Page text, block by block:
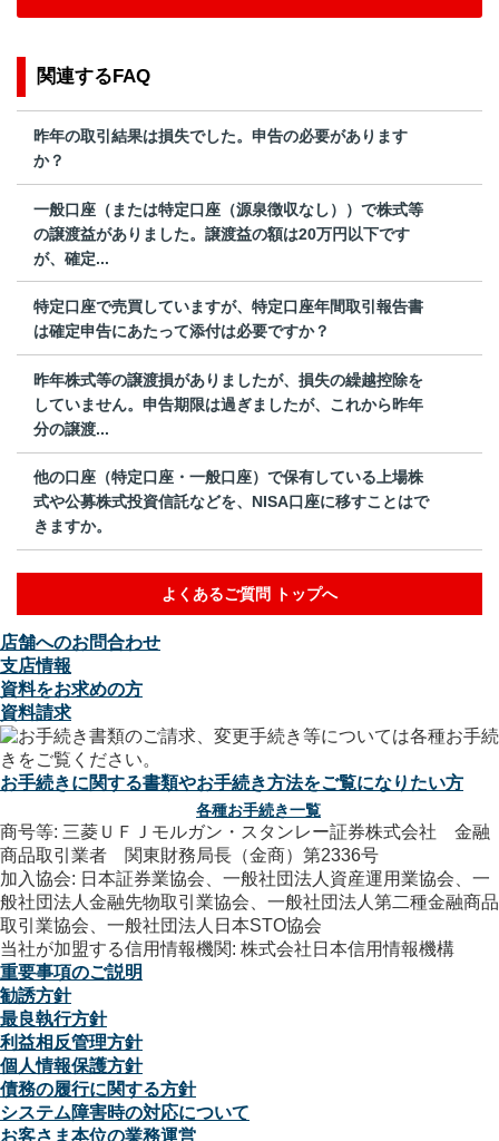
関連するFAQ
昨年の取引結果は損失でした。申告の必要があります
か？
一般口座（または特定口座（源泉徴収なし））で株式等
の譲渡益がありました。譲渡益の額は20万円以下です
が、確定...
特定口座で売買していますが、特定口座年間取引報告書
は確定申告にあたって添付は必要ですか？
昨年株式等の譲渡損がありましたが、損失の繰越控除を
していません。申告期限は過ぎましたが、これから昨年
分の譲渡...
他の口座（特定口座・一般口座）で保有している上場株
式や公募株式投資信託などを、NISA口座に移すことはで
きますか。
よくあるご質問 トップへ
店舗へのお問合わせ
支店情報
資料をお求めの方
資料請求
お手続きに関する書類やお手続き方法をご覧になりたい方
各種お手続き一覧
商号等: 三菱ＵＦＪモルガン・スタンレー証券株式会社 金融
商品取引業者 関東財務局長（金商）第2336号
加入協会: 日本証券業協会、一般社団法人資産運用業協会、一
般社団法人金融先物取引業協会、一般社団法人第二種金融商品
取引業協会、一般社団法人日本STO協会
当社が加盟する信用情報機関: 株式会社日本信用情報機構
重要事項のご説明
勧誘方針
最良執行方針
利益相反管理方針
個人情報保護方針
債務の履行に関する方針
システム障害時の対応について
お客さま本位の業務運営